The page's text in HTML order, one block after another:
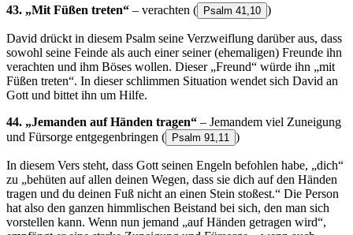
43. „Mit Füßen treten“ – verachten ( Psalm 41,10 )
David drückt in diesem Psalm seine Verzweiflung darüber aus, dass
sowohl seine Feinde als auch einer seiner (ehemaligen) Freunde ihn
verachten und ihm Böses wollen. Dieser „Freund“ würde ihn „mit
Füßen treten“. In dieser schlimmen Situation wendet sich David an
Gott und bittet ihn um Hilfe.
44. „Jemanden auf Händen tragen“ – Jemandem viel Zuneigung
und Fürsorge entgegenbringen ( Psalm 91,11 )
In diesem Vers steht, dass Gott seinen Engeln befohlen habe, „dich“
zu „behüten auf allen deinen Wegen, dass sie dich auf den Händen
tragen und du deinen Fuß nicht an einen Stein stoßest.“ Die Person
hat also den ganzen himmlischen Beistand bei sich, den man sich
vorstellen kann. Wenn nun jemand „auf Händen getragen wird“,